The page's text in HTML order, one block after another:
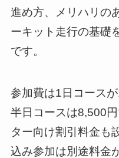
進め方、メリハリの
ーキット走行の基礎
です。
参加費は1日コース
半日コースは8,500
ター向け割引料金も
込み参加は別途料金